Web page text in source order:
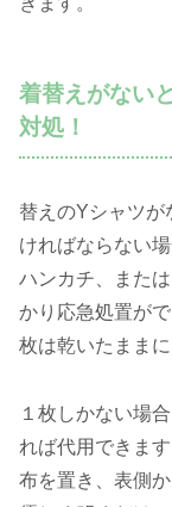
着替えがない
対処！
替えのYシャツが
ければならない
ハンカチ、また
かり応急処置が
枚は乾いたままに
１枚しかない場
れば代用できま
布を置き、表側